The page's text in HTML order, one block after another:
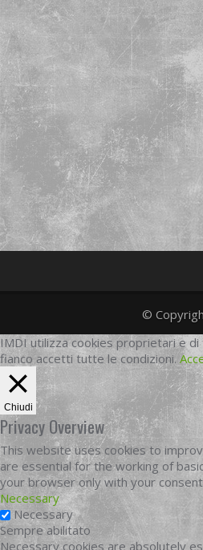
©
IMDI utilizza cookies proprietari e
fianco accetti tutte le condizioni.
Chiudi
Privacy Overview
This website uses cookies to
are essential for the working of
your browser only with your
Necessary
Necessary
Sempre abilitato
Necessary cookies are absolutely